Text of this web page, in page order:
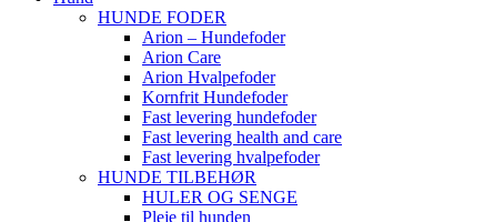
HUNDE FODER
Arion – Hundefoder
Arion Care
Arion Hvalpefoder
Kornfrit Hundefoder
Fast levering hundefoder
Fast levering health and care
Fast levering hvalpefoder
HUNDE TILBEHØR
HULER OG SENGE
Pleje til hunden